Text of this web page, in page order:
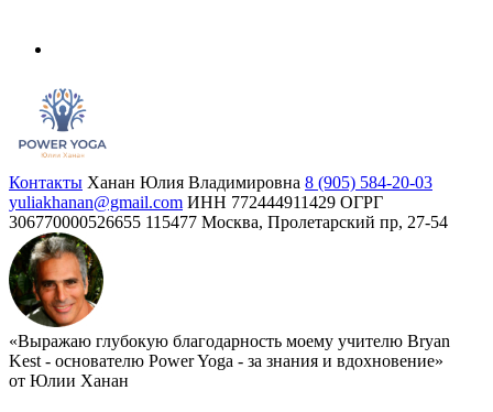
Контакты Ханан Юлия Владимировна 8 (905) 584-20-03
yuliakhanan@gmail.com ИНН 772444911429 ОГРГ
306770000526655 115477 Москва, Пролетарский пр, 27-54
«Выражаю глубокую благодарность моему учителю Bryan
Kest - основателю Power Yoga - за знания и вдохновение»
от Юлии Ханан